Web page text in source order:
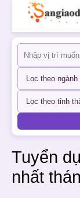
Tuyển
nhất